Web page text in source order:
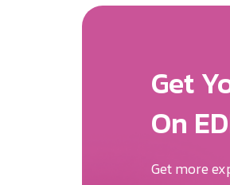
Get
We
Your